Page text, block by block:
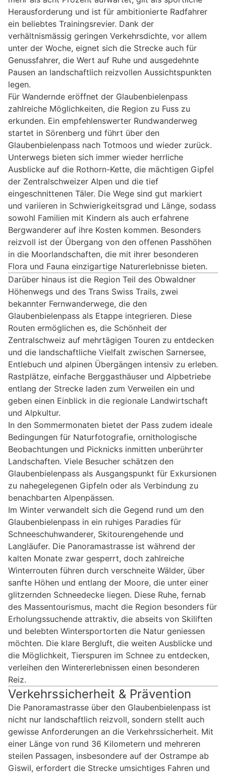
Herausforderung und ist für ambitionierte Radfahrer
ein beliebtes Trainingsrevier. Dank der
verhältnismässig geringen Verkehrsdichte, vor allem
unter der Woche, eignet sich die Strecke auch für
Genussfahrer, die Wert auf Ruhe und ausgedehnte
Pausen an landschaftlich reizvollen Aussichtspunkten
legen.
Für Wandernde eröffnet der Glaubenbielenpass
zahlreiche Möglichkeiten, die Region zu Fuss zu
erkunden. Ein empfehlenswerter Rundwanderweg
startet in Sörenberg und führt über den
Glaubenbielenpass nach Totmoos und wieder zurück.
Unterwegs bieten sich immer wieder herrliche
Ausblicke auf die Rothorn-Kette, die mächtigen Gipfel
der Zentralschweizer Alpen und die tief
eingeschnittenen Täler. Die Wege sind gut markiert
und variieren in Schwierigkeitsgrad und Länge, sodass
sowohl Familien mit Kindern als auch erfahrene
Bergwanderer auf ihre Kosten kommen. Besonders
reizvoll ist der Übergang von den offenen Passhöhen
in die Moorlandschaften, die mit ihrer besonderen
Flora und Fauna einzigartige Naturerlebnisse bieten.
Darüber hinaus ist die Region Teil des Obwaldner
Höhenwegs und des Trans Swiss Trails, zwei
bekannter Fernwanderwege, die den
Glaubenbielenpass als Etappe integrieren. Diese
Routen ermöglichen es, die Schönheit der
Zentralschweiz auf mehrtägigen Touren zu entdecken
und die landschaftliche Vielfalt zwischen Sarnersee,
Entlebuch und alpinen Übergängen intensiv zu erleben.
Rastplätze, einfache Berggasthäuser und Alpbetriebe
entlang der Strecke laden zum Verweilen ein und
geben einen Einblick in die regionale Landwirtschaft
und Alpkultur.
In den Sommermonaten bietet der Pass zudem ideale
Bedingungen für Naturfotografie, ornithologische
Beobachtungen und Picknicks inmitten unberührter
Landschaften. Viele Besucher schätzen den
Glaubenbielenpass als Ausgangspunkt für Exkursionen
zu nahegelegenen Gipfeln oder als Verbindung zu
benachbarten Alpenpässen.
Im Winter verwandelt sich die Gegend rund um den
Glaubenbielenpass in ein ruhiges Paradies für
Schneeschuhwanderer, Skitourengehende und
Langläufer. Die Panoramastrasse ist während der
kalten Monate zwar gesperrt, doch zahlreiche
Winterrouten führen durch verschneite Wälder, über
sanfte Höhen und entlang der Moore, die unter einer
glitzernden Schneedecke liegen. Diese Ruhe, fernab
des Massentourismus, macht die Region besonders für
Erholungssuchende attraktiv, die abseits von Skiliften
und belebten Wintersportorten die Natur geniessen
möchten. Die klare Bergluft, die weiten Ausblicke und
die Möglichkeit, Tierspuren im Schnee zu entdecken,
verleihen den Wintererlebnissen einen besonderen
Reiz.
Verkehrssicherheit & Prävention
Die Panoramastrasse über den Glaubenbielenpass ist
nicht nur landschaftlich reizvoll, sondern stellt auch
gewisse Anforderungen an die Verkehrssicherheit. Mit
einer Länge von rund 36 Kilometern und mehreren
steilen Passagen, insbesondere auf der Ostrampe ab
Giswil, erfordert die Strecke umsichtiges Fahren und